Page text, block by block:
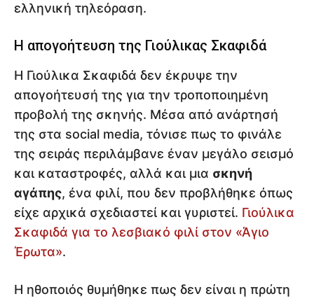
ελληνική τηλεόραση.
Η απογοήτευση της Γιούλικας Σκαφιδά
Η Γιούλικα Σκαφιδά δεν έκρυψε την
απογοήτευσή της για την τροποποιημένη
προβολή της σκηνής. Μέσα από ανάρτησή
της στα social media, τόνισε πως το φινάλε
της σειράς περιλάμβανε έναν μεγάλο σεισμό
και καταστροφές, αλλά και μια σκηνή
αγάπης, ένα φιλί, που δεν προβλήθηκε όπως
είχε αρχικά σχεδιαστεί και γυριστεί. Γιούλικα
Σκαφιδά για το λεσβιακό φιλί στον «Άγιο
Έρωτα».
Η ηθοποιός θυμήθηκε πως δεν είναι η πρώτη